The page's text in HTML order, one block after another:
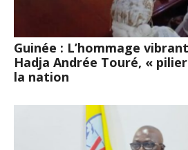
Guinée : L’hommage
Hadja Andrée Touré, «
la nation